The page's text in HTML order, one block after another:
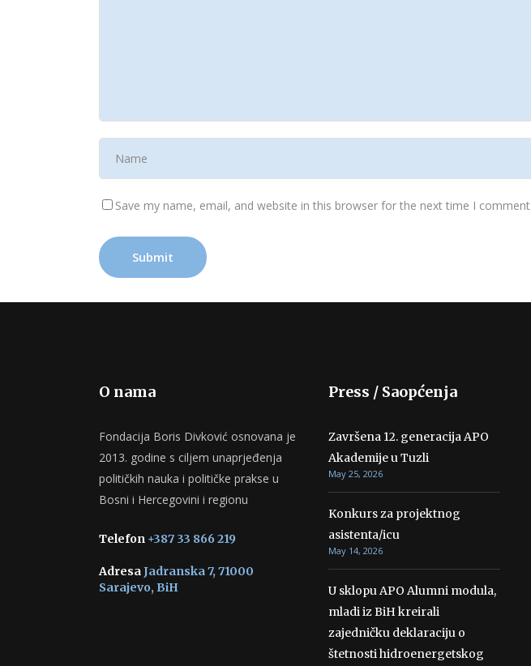
Save my name, email, and website in this browser for the next time I comment.
O nama
Fondacija Boris Divković osnovana je
2013. godine s ciljem unaprjeđenja
političkih nauka i političke prakse u
Bosni i Hercegovini i regionu
Telefon +387 33 866 219
AdresaJadranska 7, 71000
Sarajevo, BiH
Press / Saopćenja
Završena 12. generacija APO
Akademije u Tuzli
May 25, 2026
Konkurs za projektnog
asistenta/icu
May 14, 2026
U sklopu APO Alumni modula,
mladi iz BiH kreirali
zajedničku deklaraciju o
štetnosti hidroenergetskog